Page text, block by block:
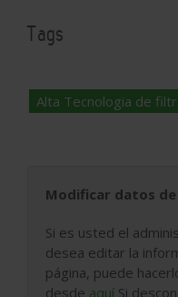
Tags
Alta Tecnologia de
Modificar datos
Si es usted el
desea editar la
página, puede
desde aquí Si